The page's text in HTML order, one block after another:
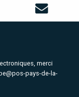
merci
pays-de-la-